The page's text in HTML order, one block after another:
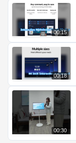
00:15
00:18
00:30